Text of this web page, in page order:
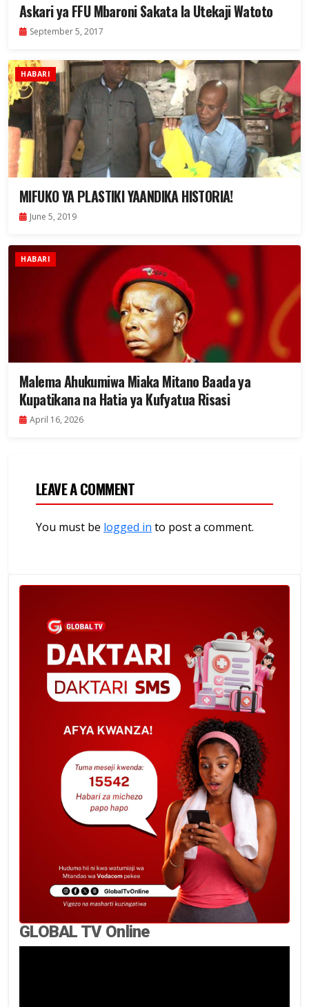
Askari ya FFU Mbaroni Sakata la Utekaji Watoto
September 5, 2017
HABARI
MIFUKO YA PLASTIKI YAANDIKA HISTORIA!
June 5, 2019
HABARI
Malema Ahukumiwa Miaka Mitano Baada ya
Kupatikana na Hatia ya Kufyatua Risasi
April 16, 2026
LEAVE A COMMENT
You must be logged in to post a comment.
GLOBAL TV Online